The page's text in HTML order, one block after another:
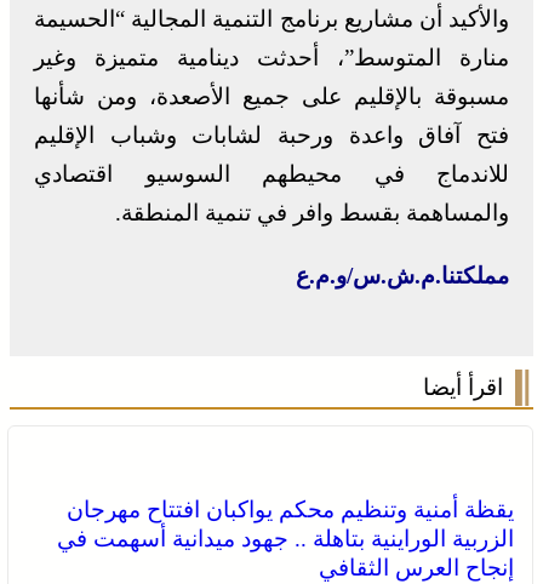
والأكيد أن مشاريع برنامج التنمية المجالية “الحسيمة
منارة المتوسط”، أحدثت دينامية متميزة وغير
مسبوقة بالإقليم على جميع الأصعدة، ومن شأنها
فتح آفاق واعدة ورحبة لشابات وشباب الإقليم
للاندماج في محيطهم السوسيو اقتصادي
والمساهمة بقسط وافر في تنمية المنطقة.
مملكتنا.م.ش.س/و.م.ع
اقرأ أيضا
يقظة أمنية وتنظيم محكم يواكبان افتتاح مهرجان
الزربية الوراينية بتاهلة .. جهود ميدانية أسهمت في
إنجاح العرس الثقافي